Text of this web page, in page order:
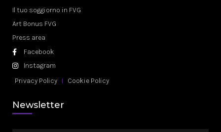
Il tuo soggiorno in FVG
Art Bonus FVG
Press area
Facebook
Instagram
Privacy Policy
Cookie Policy
Newsletter